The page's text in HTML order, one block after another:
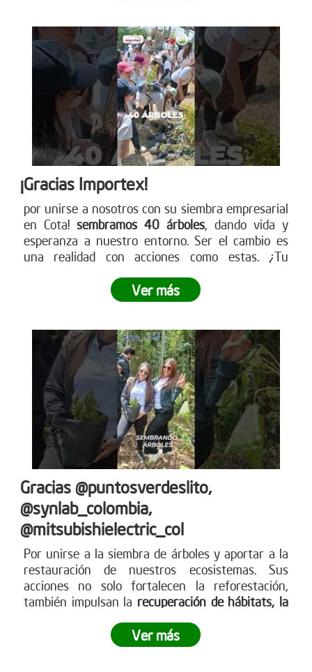
¡Gracias Importex!
por unirse a nosotros con su siembra empresarial
en Cota! sembramos 40 árboles, dando vida y
esperanza a nuestro entorno. Ser el cambio es
una realidad con acciones como estas. ¿Tu
movimiento verde? Descubre cómo en nuestra
página web. ¡Conéctate ahora!
Ver más
Gracias @puntosverdeslito,
@synlab_colombia,
@mitsubishielectric_col
Por unirse a la siembra de árboles y aportar a la
restauración de nuestros ecosistemas. Sus
acciones no solo fortalecen la reforestación,
también impulsan la recuperación de hábitats, la
sostenible para todos. Empresas como ustedes
marcan la diferencia y nos inspiran a seguir
Ver más